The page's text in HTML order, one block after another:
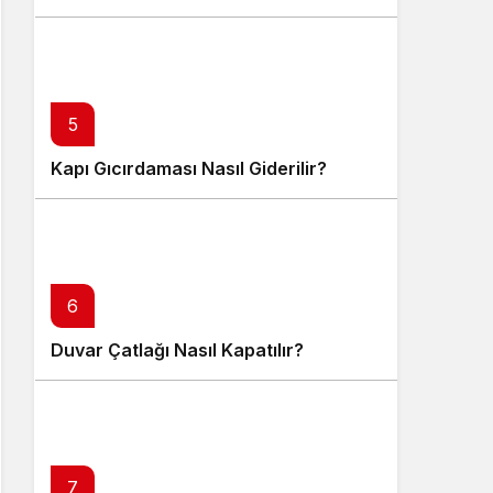
5
Kapı Gıcırdaması Nasıl Giderilir?
6
Duvar Çatlağı Nasıl Kapatılır?
7